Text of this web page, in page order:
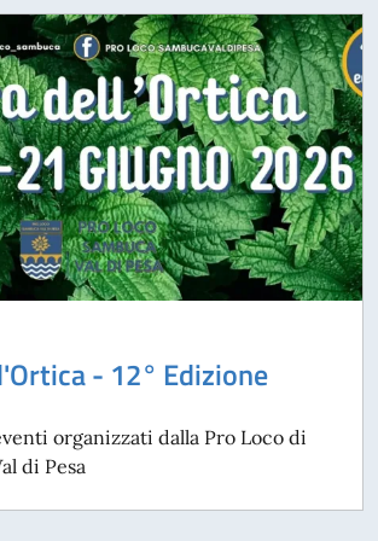
- 12° Edizione
organizzati dalla Pro Loco di
di Pesa